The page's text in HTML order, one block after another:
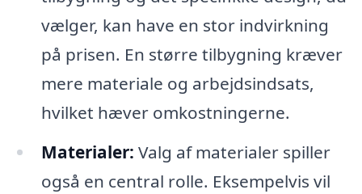
vælger, kan have en stor indvirkning
på prisen. En større tilbygning kræver
mere materiale og arbejdsindsats,
hvilket hæver omkostningerne.
Materialer: Valg af materialer spiller
også en central rolle. Eksempelvis vil